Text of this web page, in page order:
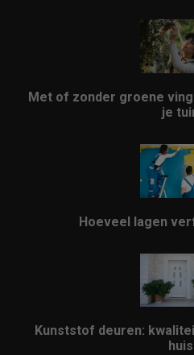
Met of zonder groene
je
Hoeveel lagen
Kunststof deuren:
huis